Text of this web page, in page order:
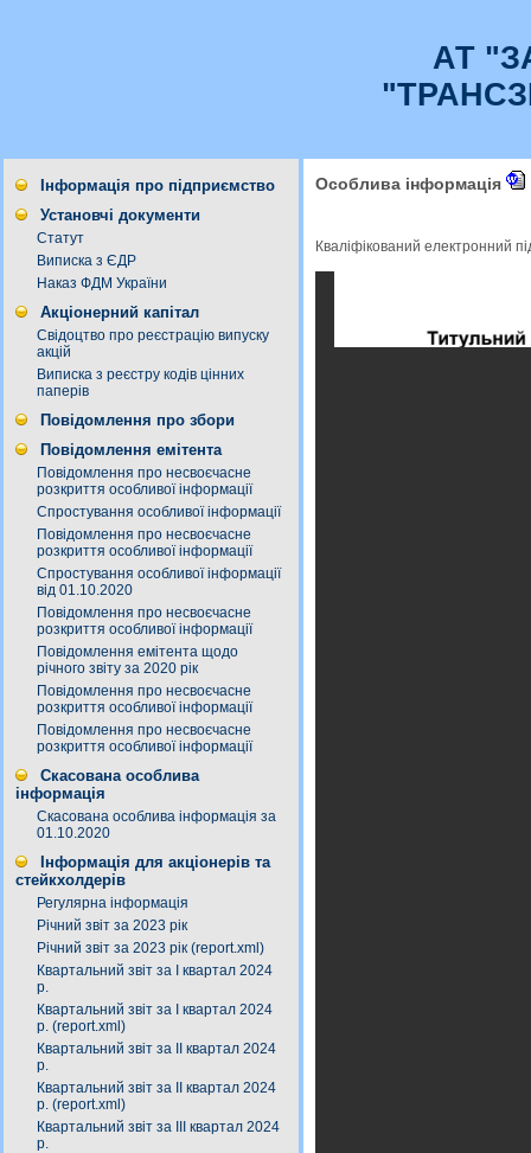
АТ
Інформація про підприємство
Установчі документи
Статут
Виписка з ЄДР
Наказ ФДМ України
Акціонерний капітал
Свідоцтво про реєстрацію випуску
акцій
Виписка з реєстру кодів цінних
паперів
Повідомлення про збори
Повідомлення емітента
Повідомлення про несвоєчасне
розкриття особливої інформації
Спростування особливої інформації
Повідомлення про несвоєчасне
розкриття особливої інформації
Спростування особливої інформації
від 01.10.2020
Повідомлення про несвоєчасне
розкриття особливої інформації
Повідомлення емітента щодо
річного звіту за 2020 рік
Повідомлення про несвоєчасне
розкриття особливої інформації
Повідомлення про несвоєчасне
розкриття особливої інформації
Скасована особлива
інформація
Скасована особлива інформація за
01.10.2020
Інформація для акціонерів та
стейкхолдерів
Регулярна інформація
Річний звіт за 2023 рік
Річний звіт за 2023 рік (report.xml)
Квартальний звіт за І квартал 2024
р.
Квартальний звіт за І квартал 2024
р. (report.xml)
Квартальний звіт за ІІ квартал 2024
р.
Квартальний звіт за ІІ квартал 2024
р. (report.xml)
Квартальний звіт за IІІ квартал 2024
р.
Особлива інформація
Кваліфікований електронний